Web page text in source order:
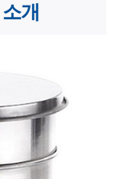
개